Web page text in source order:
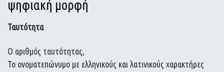
ψηφιακή μορφή
Ταυτότητα
Ο αριθμός ταυτότητας,
Το ονοματεπώνυμο με ελληνικούς και λατινικούς χαρακτήρες